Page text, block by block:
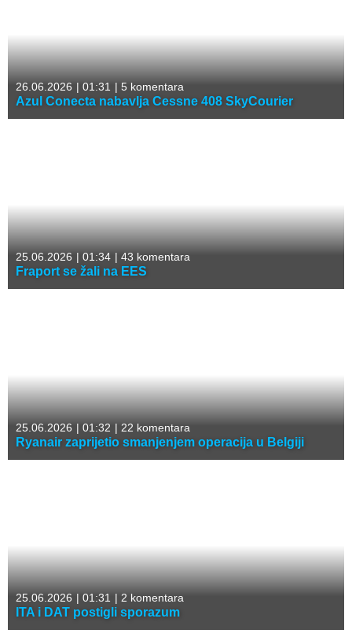
26.06.2026 | 01:31 | 5 komentara
Azul Conecta nabavlja Cessne 408 SkyCourier
25.06.2026 | 01:34 | 43 komentara
Fraport se žali na EES
25.06.2026 | 01:32 | 22 komentara
Ryanair zaprijetio smanjenjem operacija u Belgiji
25.06.2026 | 01:31 | 2 komentara
ITA i DAT postigli sporazum